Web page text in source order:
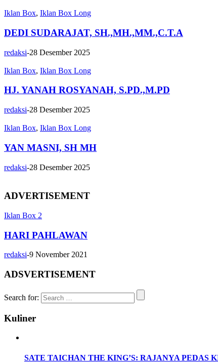
Iklan Box, Iklan Box Long
DEDI SUDARAJAT, SH.,MH.,MM.,C.T.A
redaksi-28 Desember 2025
Iklan Box, Iklan Box Long
HJ. YANAH ROSYANAH, S.PD.,M.PD
redaksi-28 Desember 2025
Iklan Box, Iklan Box Long
YAN MASNI, SH MH
redaksi-28 Desember 2025
ADVERTISEMENT
Iklan Box 2
HARI PAHLAWAN
redaksi-9 November 2021
ADSVERTISEMENT
Search for:
Kuliner
SATE TAICHAN THE KING’S: RAJANYA PEDAS